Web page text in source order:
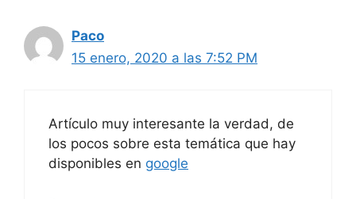
Paco
15 enero, 2020 a las 7:52 PM
Artículo muy interesante la verdad, de
los pocos sobre esta temática que hay
disponibles en google